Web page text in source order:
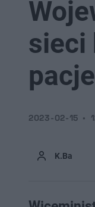
sieci
K.Ba
2023-02-15